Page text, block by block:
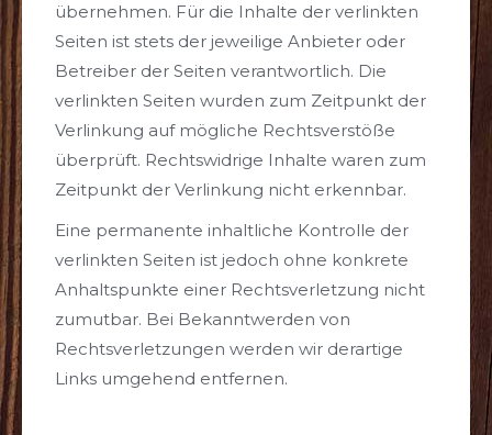
übernehmen. Für die Inhalte der verlinkten
Seiten ist stets der jeweilige Anbieter oder
Betreiber der Seiten verantwortlich. Die
verlinkten Seiten wurden zum Zeitpunkt der
Verlinkung auf mögliche Rechtsverstöße
überprüft. Rechtswidrige Inhalte waren zum
Zeitpunkt der Verlinkung nicht erkennbar.
Eine permanente inhaltliche Kontrolle der
verlinkten Seiten ist jedoch ohne konkrete
Anhaltspunkte einer Rechtsverletzung nicht
zumutbar. Bei Bekanntwerden von
Rechtsverletzungen werden wir derartige
Links umgehend entfernen.